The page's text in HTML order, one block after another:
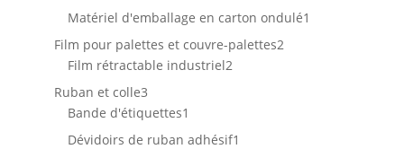
produit
Matériel d'emballage en carton ondulé1
Film pour palettes et couvre-palettes22
Film rétractable industriel22
Ruban et colle33
produits
Bande d'étiquettes1
produit
Dévidoirs de ruban adhésif1